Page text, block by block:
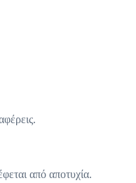
από αποτυχία.